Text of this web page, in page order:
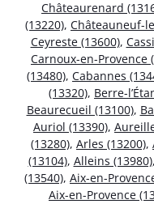
Châteaurenard
(13220), Châteauneuf-
Ceyreste (13600),
Carnoux-en-Provence
(13480), Cabannes
(13320), Berre-
Beaurecueil (13100),
Auriol (13390),
(13280), Arles (13200),
(13104), Alleins (13980),
(13540), Aix-en-
Aix-en-Provence